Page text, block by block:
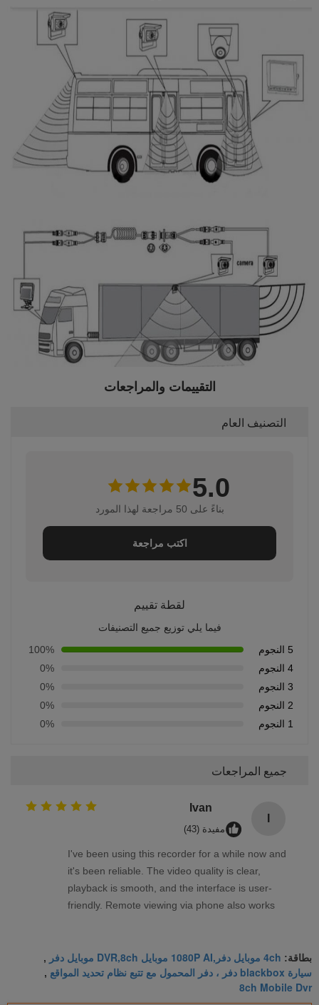
التقييمات والمراجعات
التصنيف العام
5.0
بناءً على 50 مراجعة لهذا المورد
اكتب مراجعة
لقطة تقييم
فيما يلي توزيع جميع التصنيفات
5 النجوم
100%
4 النجوم
0%
3 النجوم
0%
2 النجوم
0%
1 النجوم
0%
جميع المراجعات
Ivan
مفيدة (43)
I've been using this recorder for a while now and
it's been reliable. The video quality is clear,
playback is smooth, and the interface is user-
friendly. Remote viewing via phone also works
بطاقة: 4ch موبايل دفر,1080P AI موبايل DVR,8ch موبايل دفر ,
سيارة blackbox دفر ، دفر المحمول مع تتبع نظام تحديد المواقع ,
8ch Mobile Dvr